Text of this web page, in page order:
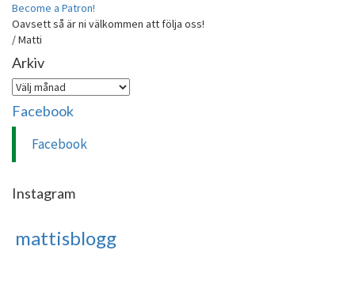
Become a Patron!
Oavsett så är ni välkommen att följa oss!
/ Matti
Arkiv
Arkiv
Facebook
Facebook
Instagram
mattisblogg